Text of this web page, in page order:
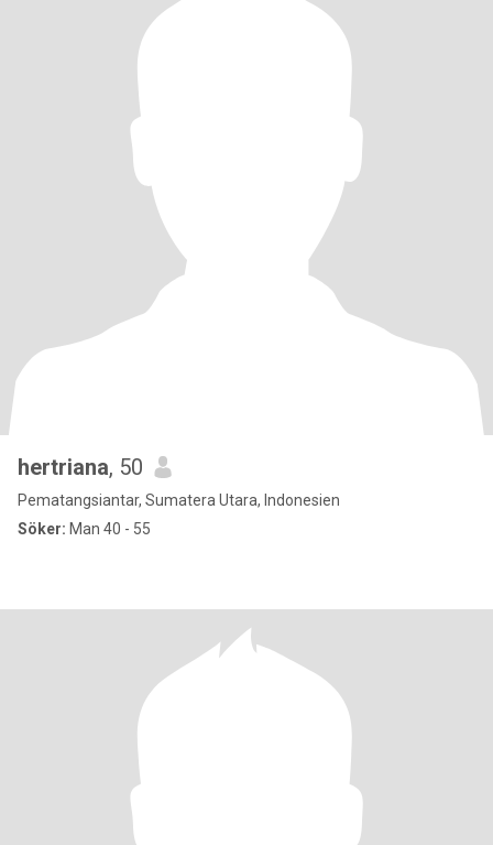
hertriana, 50
Pematangsiantar, Sumatera Utara, Indonesien
Söker: Man 40 - 55